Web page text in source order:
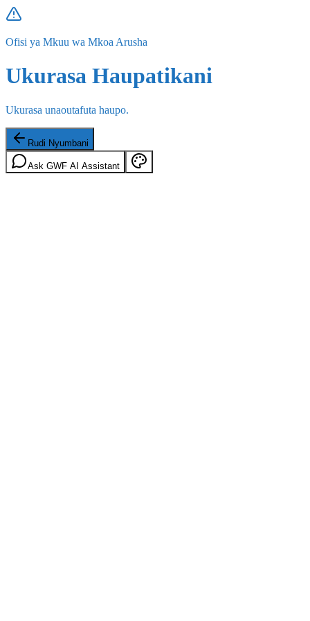
Ofisi ya Mkuu wa Mkoa Arusha
Ukurasa Haupatikani
Ukurasa unaoutafuta haupo.
Rudi Nyumbani
Ask GWF AI Assistant